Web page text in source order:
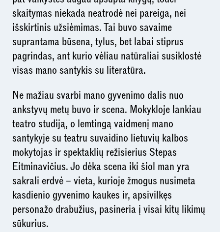
skaitymas niekada neatrodė nei pareiga, nei
išskirtinis užsiėmimas. Tai buvo savaime
suprantama būsena, tylus, bet labai stiprus
pagrindas, ant kurio vėliau natūraliai susiklostė
visas mano santykis su literatūra.
Ne mažiau svarbi mano gyvenimo dalis nuo
ankstyvų metų buvo ir scena. Mokykloje lankiau
teatro studiją, o lemtingą vaidmenį mano
santykyje su teatru suvaidino lietuvių kalbos
mokytojas ir spektaklių režisierius Stepas
Eitminavičius. Jo dėka scena iki šiol man yra
sakrali erdvė – vieta, kurioje žmogus nusimeta
kasdienio gyvenimo kaukes ir, apsivilkęs
personažo drabužius, pasineria į visai kitų likimų
sūkurius.